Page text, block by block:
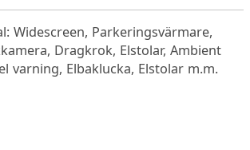
Widescreen, Parkeringsvärmare,
Dragkrok, Elstolar, Ambient
varning, Elbaklucka, Elstolar m.m.